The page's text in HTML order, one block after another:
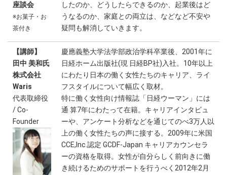
座談会
※お菓子・お
茶付き
したのか、どうしたらできるのか、起業後はど
うなるのか、家庭との両立は、などなど不安や
疑問も解消していきます。
【講師】
田中 美和氏
株式会社
Waris
代表取締役
/ Co-
Founder
慶應義塾大学法学部政治学科卒業後、2001年に
日経ホーム出版社(現 日経BP社)入社。10年以上
にわたり日本の働く女性たちのキャリア、ライ
フスタイルについて幅広く取材。
特に働く女性向け情報誌「日経ウーマン」には
通 算7年にわたって在籍。キャリアインタビュ
ーや、アンケート分析などを通じてのべ3万人以
上の働く女性たちの声に接する。2009年に米国
CCE,Inc.認定 GCDF-Japan キャリアカウンセラ
ーの資格を取得。女性が自分らしく前向きに働
き続けるためのサポートを行うべく2012年2月